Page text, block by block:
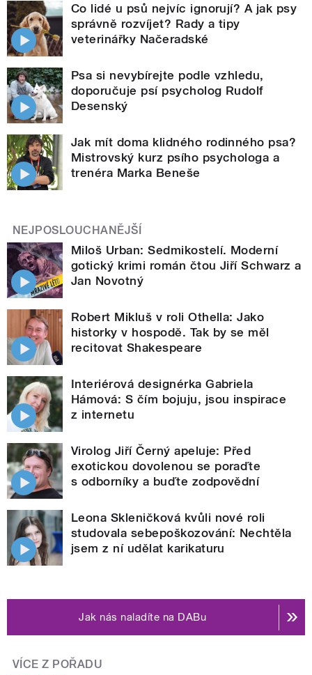
Co lidé u psů nejvíc ignorují? A jak psy
správně rozvíjet? Rady a tipy
veterinářky Načeradské
Psa si nevybírejte podle vzhledu,
doporučuje psí psycholog Rudolf
Desenský
Jak mít doma klidného rodinného psa?
Mistrovský kurz psího psychologa a
trenéra Marka Beneše
NEJPOSLOUCHANĚJŠÍ
Miloš Urban: Sedmikostelí. Moderní
gotický krimi román čtou Jiří Schwarz a
Jan Novotný
Robert Mikluš v roli Othella: Jako
historky v hospodě. Tak by se měl
recitovat Shakespeare
Interiérová designérka Gabriela
Hámová: S čím bojuju, jsou inspirace
z internetu
Virolog Jiří Černý apeluje: Před
exotickou dovolenou se poraďte
s odborníky a buďte zodpovědní
Leona Skleničková kvůli nové roli
studovala sebepoškozování: Nechtěla
jsem z ní udělat karikaturu
Jak nás naladíte na DABu
VÍCE Z POŘADU